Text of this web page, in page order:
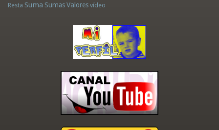
Resta Suma Sumas Valores vídeo